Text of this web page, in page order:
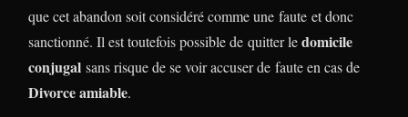
que cet abandon soit considéré comme une faute et donc
sanctionné. Il est toutefois possible de quitter ledomicile
conjugal sans risque de se voir accuser de faute en cas de
Divorce amiable.